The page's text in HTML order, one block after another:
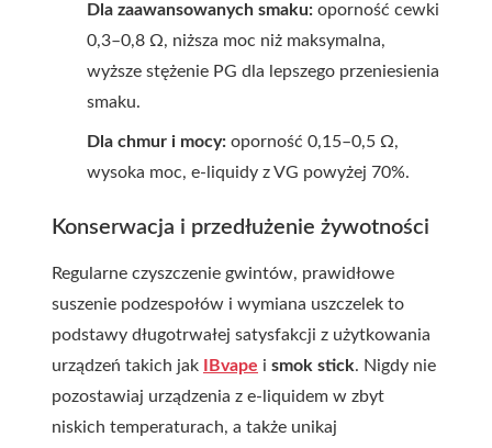
Dla zaawansowanych smaku: oporność cewki
0,3–0,8 Ω, niższa moc niż maksymalna,
wyższe stężenie PG dla lepszego przeniesienia
smaku.
Dla chmur i mocy: oporność 0,15–0,5 Ω,
wysoka moc, e-liquidy z VG powyżej 70%.
Konserwacja i przedłużenie żywotności
Regularne czyszczenie gwintów, prawidłowe
suszenie podzespołów i wymiana uszczelek to
podstawy długotrwałej satysfakcji z użytkowania
urządzeń takich jak
IBvape i smok stick. Nigdy nie
pozostawiaj urządzenia z e-liquidem w zbyt
niskich temperaturach, a także unikaj